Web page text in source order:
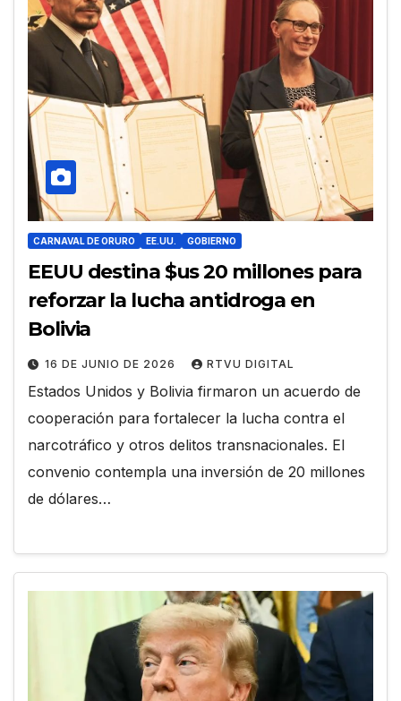
CARNAVAL DE ORURO EE.UU. GOBIERNO
EEUU destina $us 20 millones para
reforzar la lucha antidroga en
Bolivia
16 DE JUNIO DE 2026 RTVU DIGITAL
Estados Unidos y Bolivia firmaron un acuerdo de
cooperación para fortalecer la lucha contra el
narcotráfico y otros delitos transnacionales. El
convenio contempla una inversión de 20 millones
de dólares…